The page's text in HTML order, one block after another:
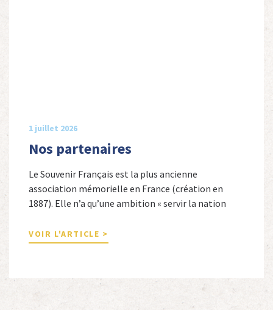
1 juillet 2026
Nos partenaires
Le Souvenir Français est la plus ancienne
association mémorielle en France (création en
1887). Elle n’a qu’une ambition « servir la nation
nationale de la France. Afin d’atteindre cet objectif,
Le Souvenir Français entretient des liens amicaux
totalité ou partiellement afin de faire vivre […]
VOIR L'ARTICLE >